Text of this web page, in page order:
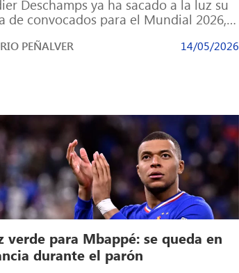
Deschamps ya ha sacado a la luz su
de convocados para el Mundial 2026,
PEÑALVER 14/05/2026
verde para Mbappé: se queda en
durante el parón